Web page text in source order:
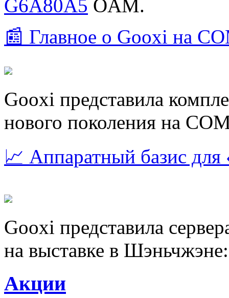
G6A80A5 OAM.
📰 Главное о Gooxi на
Gooxi представила
нового поколения на
📈 Аппаратный базис
Gooxi представила
на выставке в
Акции